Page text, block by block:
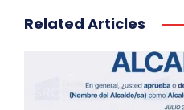
Related Articles